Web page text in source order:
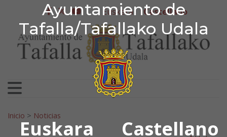
Ayuntamiento de
Tafalla/Tafallako Udala
Euskara Castellano
Ir al contenido
Ayuntamiento de
facebook
twitter
youtube
Euskera Castellano
Search for:
Inicio > Noticias